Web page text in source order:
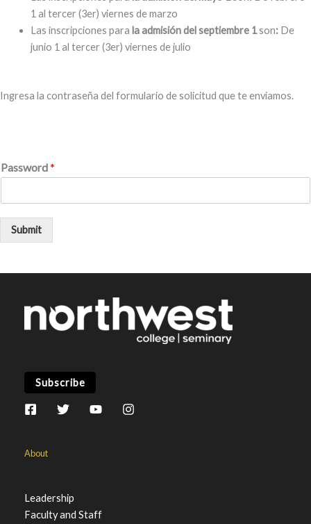
1 al tercer (3er) viernes de marzo
Las inscripciones para la admisión del septiembre 1son:De
junio 1 al tercer (3er) viernes de julio
Ingresa la contraseña del formulario de solicitud que te enviamos.
Password*
Submit
Subscribe
About
Leadership
Faculty and Staff